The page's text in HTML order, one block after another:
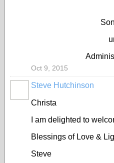
Oct 9, 2015
Steve Hutchinson
Christa
I am delighted to
Blessings of Love &
Steve